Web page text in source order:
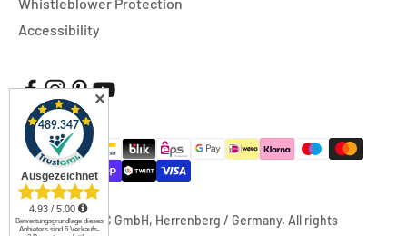
Accessibility
© 2026, FUXTEC GmbH, Herrenberg / Germany. All rights
✕